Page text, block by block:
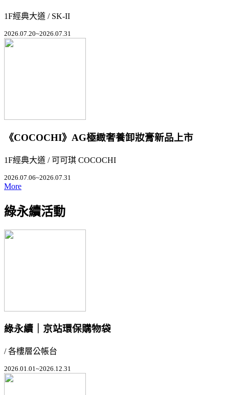
1F經典大道 / SK-II
2026.07.20~2026.07.31
《COCOCHI》AG極緻奢養卸妝膏新品上市
1F經典大道 / 可可琪 COCOCHI
2026.07.06~2026.07.31
More
綠永續活動
綠永續｜京站環保購物袋
/ 各樓層公帳台
2026.01.01~2026.12.31